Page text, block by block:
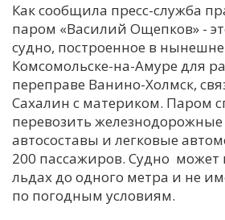
М
Н
Как сообщила пресс-служба
паром «Василий Ощепков» -
судно, построенное в
Комсомольске-на-Амуре для
переправе Ванино-Холмск,
Сахалин с материком. Паром
перевозить
автосоставы и легковые
200 пассажиров. Судно может
льдах до одного метра и не
по погодным условиям.